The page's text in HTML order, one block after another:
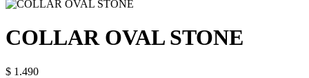
COLLAR OVAL STONE
$ 1.490